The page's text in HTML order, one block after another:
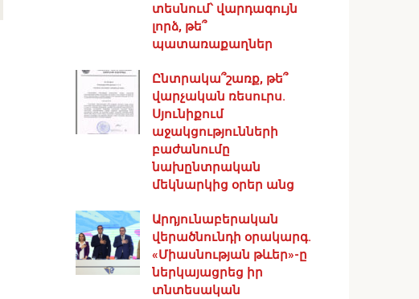
տեսնում՝ վարդագույն
լորձ, թե՞
պատառաքաղներ
Ընտրակա՞շառք, թե՞
վարչական ռեսուրս․
Սյունիքում
աջակցությունների
բաժանումը
նախընտրական
մեկնարկից օրեր անց
Արդյունաբերական
վերածնունդի օրակարգ․
«Միասնության թևեր»-ը
ներկայացրեց իր
տնտեսական